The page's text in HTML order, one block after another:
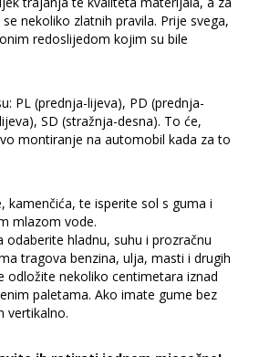
nekoliko zlatnih pravila. Prije svega,
redoslijedom kojim su bile
PL (prednja-lijeva), PD (prednja-
SD (stražnja-desna). To će,
montiranje na automobil kada za to
kamenčića, te isperite sol s guma i
mlazom vode.
odaberite hladnu, suhu i prozračnu
tragova benzina, ulja, masti i drugih
odložite nekoliko centimetara iznad
paletama. Ako imate gume bez
vertikalno.